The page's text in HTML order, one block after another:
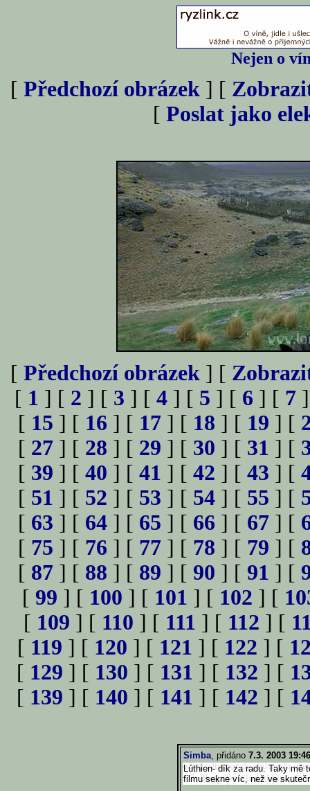
Nejen o
[ Předchozí obrázek ] [
[ Poslat jako
[ Předchozí obrázek ] [
[ 1 ] [ 2 ] [ 3 ] [ 4 ] [ 5 ] [ 6 ] [ 7
[ 15 ] [ 16 ] [ 17 ] [ 18 ] [ 19 ] [
[ 27 ] [ 28 ] [ 29 ] [ 30 ] [ 31 ] [
[ 39 ] [ 40 ] [ 41 ] [ 42 ] [ 43 ] [
[ 51 ] [ 52 ] [ 53 ] [ 54 ] [ 55 ] [
[ 63 ] [ 64 ] [ 65 ] [ 66 ] [ 67 ] [
[ 75 ] [ 76 ] [ 77 ] [ 78 ] [ 79 ] [
[ 87 ] [ 88 ] [ 89 ] [ 90 ] [ 91 ] [
[ 99 ] [ 100 ] [ 101 ] [ 102 ] [
[ 109 ] [ 110 ] [ 111 ] [ 112 ] [
[ 119 ] [ 120 ] [ 121 ] [ 122 ] [
[ 129 ] [ 130 ] [ 131 ] [ 132 ] [
[ 139 ] [ 140 ] [ 141 ] [ 142 ] [
Simba, přidáno 7.3. 2003
Lúthien- dík za radu. Taky mě
filmu sekne víc, než ve